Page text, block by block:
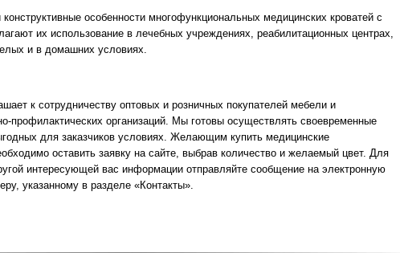
особенности многофункциональных медицинских кроватей с
их использование в лечебных учреждениях, реабилитационных центрах,
и в домашних условиях.
к сотрудничеству оптовых и розничных покупателей мебели и
профилактических организаций. Мы готовы осуществлять своевременные
для заказчиков условиях. Желающим купить медицинские
оставить заявку на сайте, выбрав количество и желаемый цвет. Для
интересующей вас информации отправляйте сообщение на электронную
указанному в разделе «Контакты».